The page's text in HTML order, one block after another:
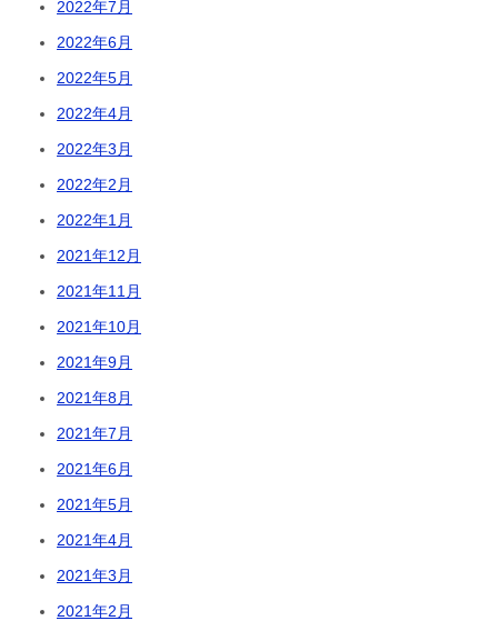
2022年7月
2022年6月
2022年5月
2022年4月
2022年3月
2022年2月
2022年1月
2021年12月
2021年11月
2021年10月
2021年9月
2021年8月
2021年7月
2021年6月
2021年5月
2021年4月
2021年3月
2021年2月